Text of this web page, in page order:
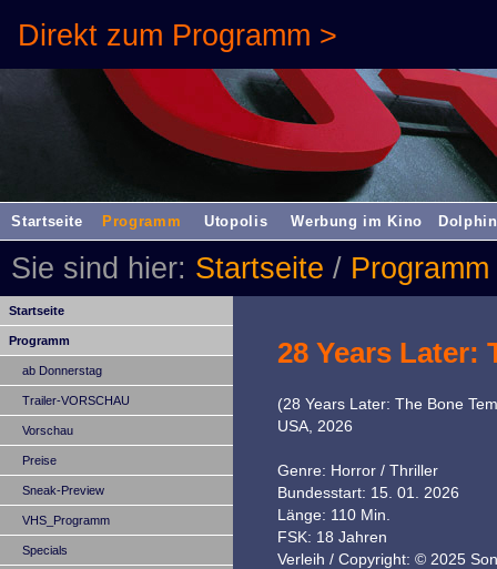
Direkt zum Programm >
Startseite Programm Utopolis Werbung im Kino
Sie sind hier: Startseite / Programm
Startseite
Programm
ab Donnerstag
Trailer-VORSCHAU
Vorschau
Preise
Sneak-Preview
VHS_Programm
Specials
28 Years Later:
(28 Years Later: The Bone
USA, 2026
Genre: Horror / Thriller
Bundesstart: 15. 01. 2026
Länge: 110 Min.
FSK: 18 Jahren
Verleih / Copyright: © 2025